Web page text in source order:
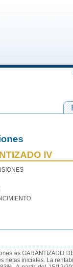
IV
es GARANTIZADO
netas iniciales. La